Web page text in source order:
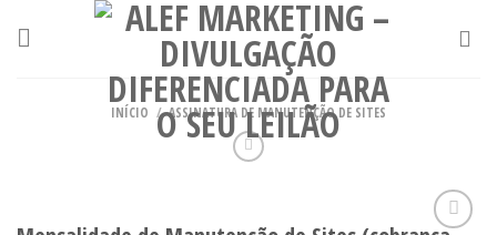
INÍCIO / ASSINATURA DE MANUTENÇÃO DE SITES